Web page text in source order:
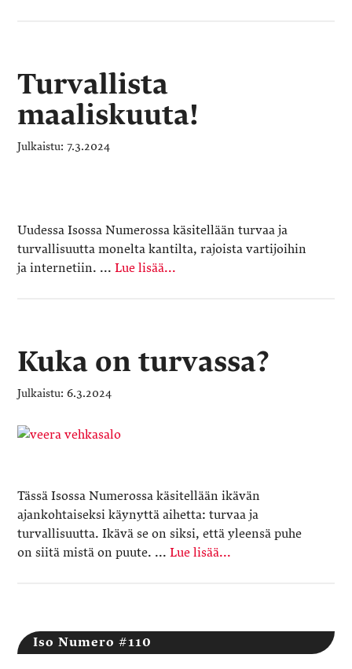
Turvallista
maaliskuuta!
7.3.2024
Uudessa Isossa Numerossa käsitellään turvaa ja
turvallisuutta monelta kantilta, rajoista vartijoihin
ja internetiin. ...Lue lisää...
Kuka on turvassa?
6.3.2024
Tässä Isossa Numerossa käsitellään ikävän
ajankohtaiseksi käynyttä aihetta: turvaa ja
turvallisuutta. Ikävä se on siksi, että yleensä puhe
on siitä mistä on puute. ...Lue lisää...
Iso Numero #110